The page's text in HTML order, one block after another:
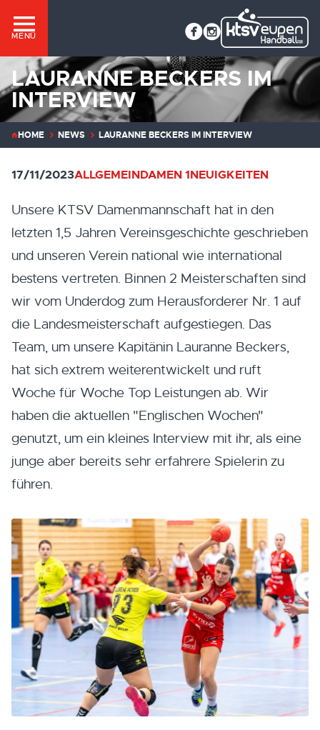
MENÜ
LAURANNE BECKERS IM
INTERVIEW
HOME NEWS LAURANNE BECKERS IM INTERVIEW
17/11/2023ALLGEMEINDAMEN 1NEUIGKEITEN
Unsere KTSV Damenmannschaft hat in den
letzten 1,5 Jahren Vereinsgeschichte geschrieben
und unseren Verein national wie international
bestens vertreten. Binnen 2 Meisterschaften sind
wir vom Underdog zum Herausforderer Nr. 1 auf
die Landesmeisterschaft aufgestiegen. Das
Team, um unsere Kapitänin Lauranne Beckers,
hat sich extrem weiterentwickelt und ruft
Woche für Woche Top Leistungen ab. Wir
haben die aktuellen "Englischen Wochen"
genutzt, um ein kleines Interview mit ihr, als eine
junge aber bereits sehr erfahrere Spielerin zu
führen.